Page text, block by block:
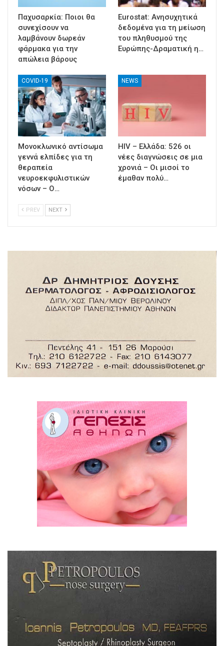
Παχυσαρκία: Ποιοι θα
συνεχίσουν να
λαμβάνουν δωρεάν
φάρμακα για την
απώλεια βάρους
Eurostat: Ανησυχητικά
δεδομένα για τη μείωση
του πληθυσμού της
Ευρώπης-Δραματική η…
COVID-19
Μονοκλωνικό αντίσωμα
γεννά ελπίδες για τη
θεραπεία
νευροεκφυλιστικών
νόσων – Ο…
NEWS
HIV – Ελλάδα: 526 οι
νέες διαγνώσεις σε μια
χρονιά – Οι μισοί το
έμαθαν πολύ…
PREV NEXT